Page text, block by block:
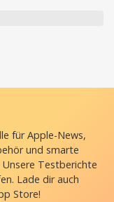
für Apple-News,
und smarte
Testberichte
Lade dir auch
Store!